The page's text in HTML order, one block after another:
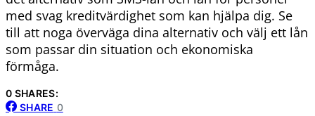
med svag kreditvärdighet som kan hjälpa dig. Se
till att noga överväga dina alternativ och välj ett lån
som passar din situation och ekonomiska
förmåga.
0 SHARES:
SHARE 0